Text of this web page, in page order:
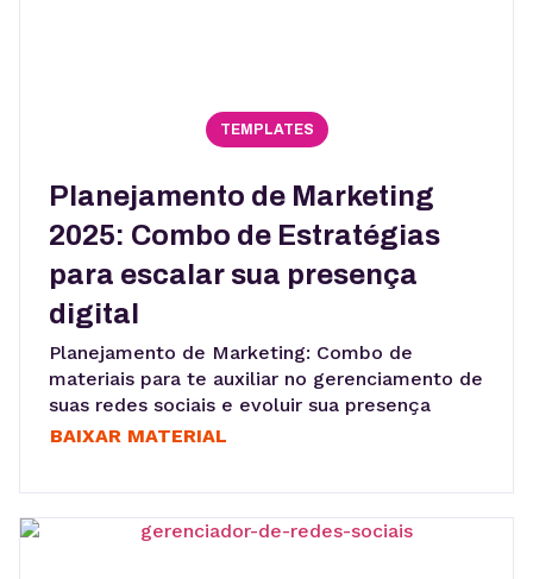
TEMPLATES
Planejamento de Marketing
2025: Combo de Estratégias
para escalar sua presença
digital
Planejamento de Marketing: Combo de
materiais para te auxiliar no gerenciamento de
suas redes sociais e evoluir sua presença
digital
BAIXAR MATERIAL